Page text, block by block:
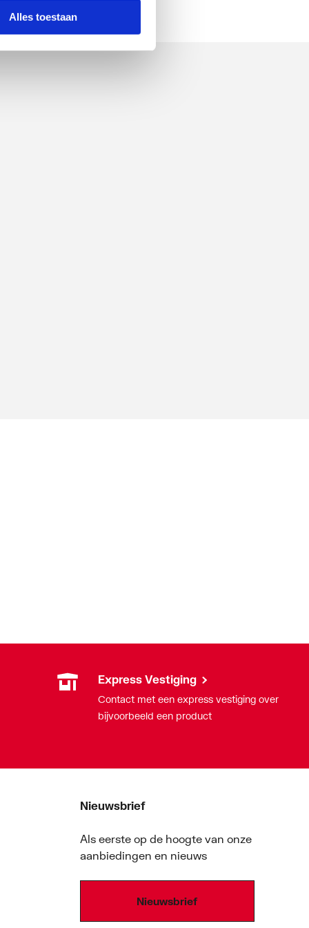
Alles toestaan
Express Vestiging
Contact met een express vestiging over
bijvoorbeeld een product
Nieuwsbrief
Als eerste op de hoogte van onze
aanbiedingen en nieuws
Nieuwsbrief